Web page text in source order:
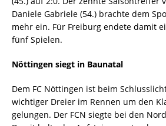
Daniele Gabriele (54.) brachte dem
mehr ein. Für Freiburg endete damit
fünf Spielen.
Nöttingen siegt in Baunatal
Dem FC Nöttingen ist beim
wichtiger Dreier im Rennen um den
gelungen. Der FCN siegte bei den